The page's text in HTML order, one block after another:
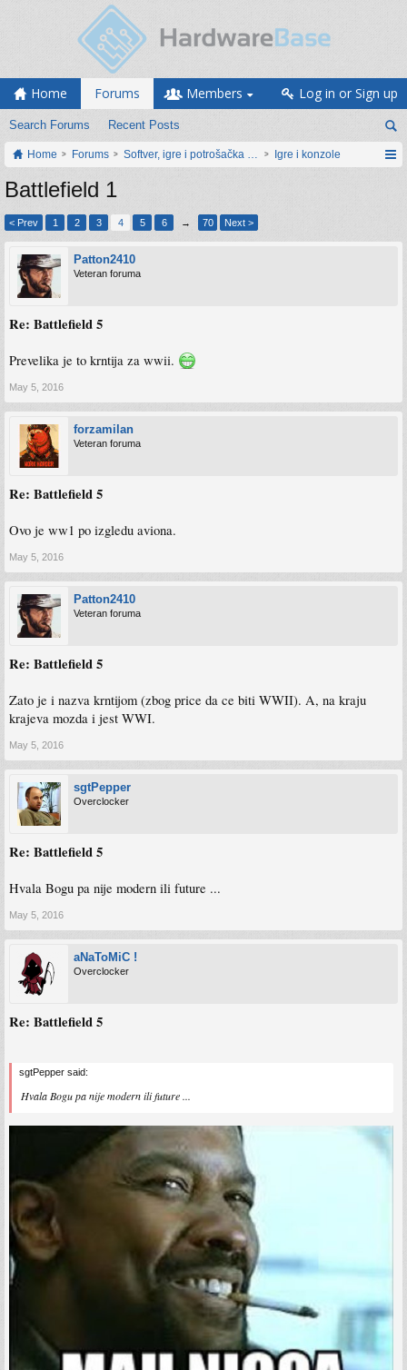
Home Forums
Search Forums Recent Posts
Members Log in or Sign up
Home Forums Softver, igre i potrošačka elektronikaIgre i konzole
Battlefield 1
< Prev 1 2 3 4 5 6 → 70 Next >
Patton2410
Veteran foruma
Re: Battlefield 5
Prevelika je to krntija za wwii.
May 5, 2016
forzamilan
Veteran foruma
Re: Battlefield 5
Ovo je ww1 po izgledu aviona.
May 5, 2016
Patton2410
Veteran foruma
Re: Battlefield 5
Zato je i nazva krntijom (zbog price da ce biti WWII). A, na kraju
krajeva mozda i jest WWI.
May 5, 2016
sgtPepper
Overclocker
Re: Battlefield 5
Hvala Bogu pa nije modern ili future ...
May 5, 2016
aNaToMiC !
Overclocker
Re: Battlefield 5
sgtPepper said:
Hvala Bogu pa nije modern ili future ...